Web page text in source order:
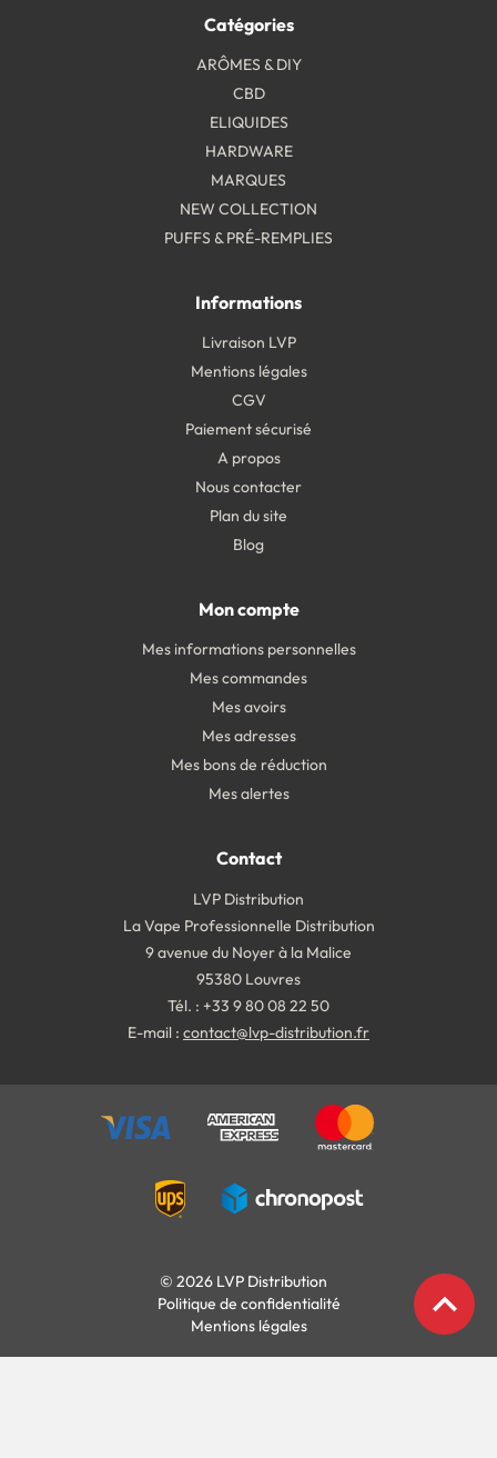
expand_less
Catégories
ARÔMES & DIY
CBD
ELIQUIDES
HARDWARE
MARQUES
NEW COLLECTION
PUFFS & PRÉ-REMPLIES
Informations
Livraison LVP
Mentions légales
CGV
Paiement sécurisé
A propos
Nous contacter
Plan du site
Blog
Mon compte
Mes informations personnelles
Mes commandes
Mes avoirs
Mes adresses
Mes bons de réduction
Mes alertes
Contact
LVP Distribution
La Vape Professionnelle Distribution
9 avenue du Noyer à la Malice
95380 Louvres
Tél. : +33 9 80 08 22 50
E-mail : contact@lvp-distribution.fr
© 2026 LVP Distribution
Politique de confidentialité
Mentions légales